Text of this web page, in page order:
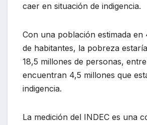
caer en situación de indigencia.
Con una población estimada en
de habitantes, la pobreza
18,5 millones de personas,
encuentran 4,5 millones que
indigencia.
La medición del INDEC es una